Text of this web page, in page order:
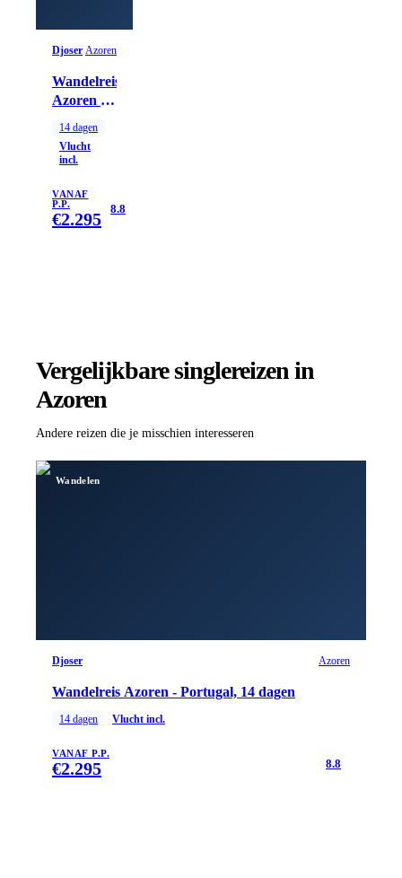
Djoser Azoren
Wandelreis
Azoren -
14 dagen
14 dagen
Vlucht
incl.
VANAF
P.P.
€2.295 8.8
Vergelijkbare singlereizen in
Azoren
Andere reizen die je misschien interesseren
Wandelen
Djoser Azoren
Wandelreis Azoren - Portugal, 14 dagen
14 dagen Vlucht incl.
VANAF P.P.
€2.295 8.8